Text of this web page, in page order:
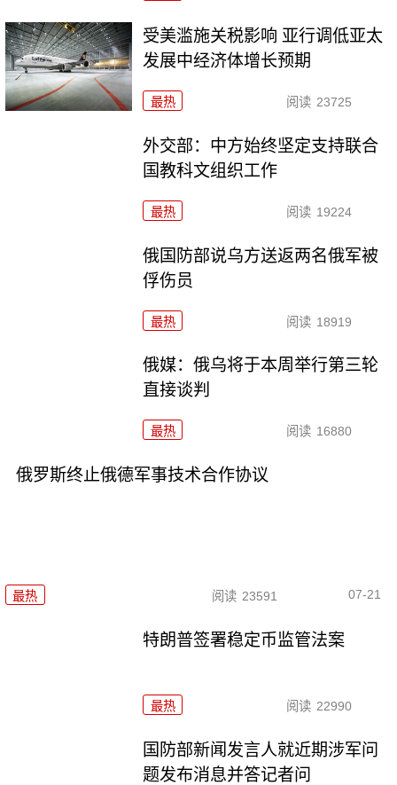
受美滥施关税影响 亚行调低亚太
发展中经济体增长预期
最热 阅读 23725
外交部：中方始终坚定支持联合
国教科文组织工作
最热 阅读 19224
俄国防部说乌方送返两名俄军被
俘伤员
最热 阅读 18919
俄媒：俄乌将于本周举行第三轮
直接谈判
最热 阅读 16880
俄罗斯终止俄德军事技术合作协议
最热 阅读 23591 07-21
特朗普签署稳定币监管法案
最热 阅读 22990
国防部新闻发言人就近期涉军问
题发布消息并答记者问